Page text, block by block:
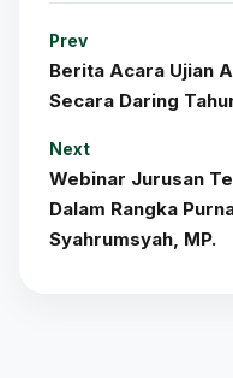
Prev
Berita Acara Ujian
Secara Daring
Next
Webinar Jurusan
Dalam Rangka
Syahrumsyah, MP.